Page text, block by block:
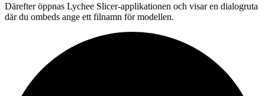
Därefter öppnas Lychee Slicer-applikationen och visar en dialogruta
där du ombeds ange ett filnamn för modellen.